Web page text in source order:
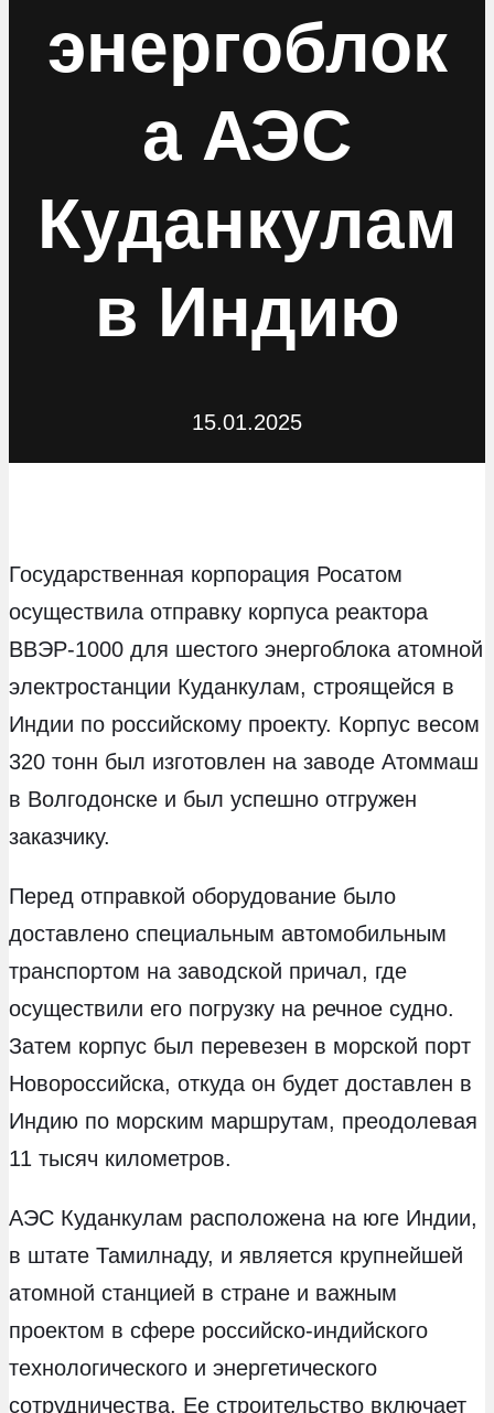
энергоблок
а АЭС
Куданкулам
в Индию
15.01.2025
Государственная корпорация Росатом
осуществила отправку корпуса реактора
ВВЭР-1000 для шестого энергоблока атомной
электростанции Куданкулам, строящейся в
Индии по российскому проекту. Корпус весом
320 тонн был изготовлен на заводе Атоммаш
в Волгодонске и был успешно отгружен
заказчику.
Перед отправкой оборудование было
доставлено специальным автомобильным
транспортом на заводской причал, где
осуществили его погрузку на речное судно.
Затем корпус был перевезен в морской порт
Новороссийска, откуда он будет доставлен в
Индию по морским маршрутам, преодолевая
11 тысяч километров.
АЭС Куданкулам расположена на юге Индии,
в штате Тамилнаду, и является крупнейшей
атомной станцией в стране и важным
проектом в сфере российско-индийского
технологического и энергетического
сотрудничества. Ее строительство включает